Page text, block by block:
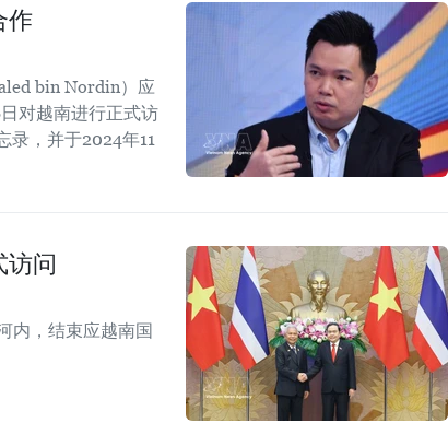
作
bin Nordin）应
对越南进行正式访
录，并于2024年11
访问
内，结束应越南国